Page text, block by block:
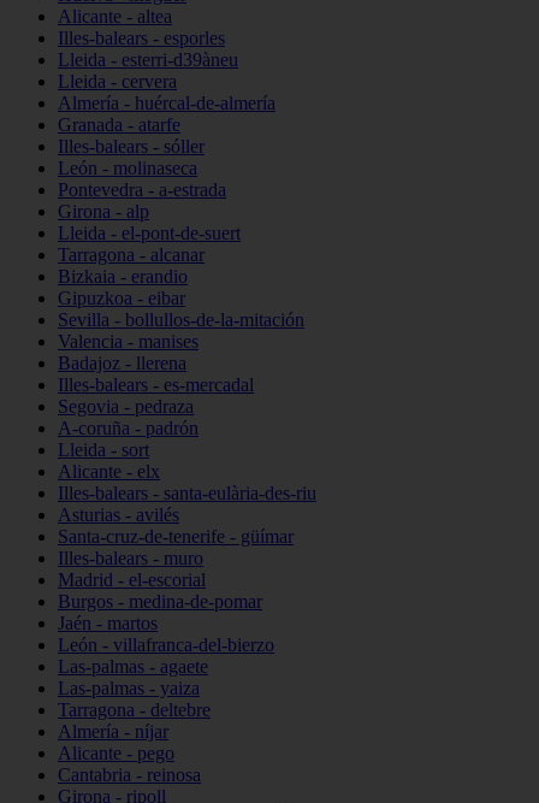
Alicante - altea
Illes-balears - esporles
Lleida - esterri-d39àneu
Lleida - cervera
Almería - huércal-de-almería
Granada - atarfe
Illes-balears - sóller
León - molinaseca
Pontevedra - a-estrada
Girona - alp
Lleida - el-pont-de-suert
Tarragona - alcanar
Bizkaia - erandio
Gipuzkoa - eibar
Sevilla - bollullos-de-la-mitación
Valencia - manises
Badajoz - llerena
Illes-balears - es-mercadal
Segovia - pedraza
A-coruña - padrón
Lleida - sort
Alicante - elx
Illes-balears - santa-eulària-des-riu
Asturias - avilés
Santa-cruz-de-tenerife - güímar
Illes-balears - muro
Madrid - el-escorial
Burgos - medina-de-pomar
Jaén - martos
León - villafranca-del-bierzo
Las-palmas - agaete
Las-palmas - yaiza
Tarragona - deltebre
Almería - níjar
Alicante - pego
Cantabria - reinosa
Girona - ripoll